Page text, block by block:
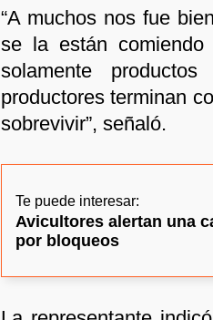
“A muchos nos fue
se la están
solamente
productores terminan
sobrevivir”, señaló.
Te puede interesar:
Avicultores alertan una
por bloqueos